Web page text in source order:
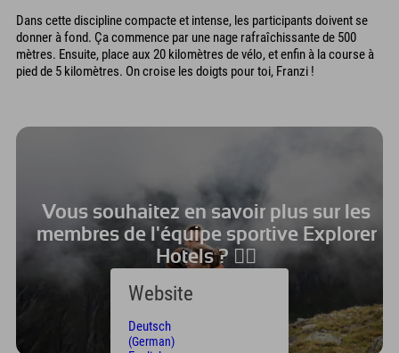
Dans cette discipline compacte et intense, les participants doivent se
donner à fond. Ça commence par une nage rafraîchissante de 500
mètres. Ensuite, place aux 20 kilomètres de vélo, et enfin à la course à
pied de 5 kilomètres. On croise les doigts pour toi, Franzi !
Vous souhaitez en savoir plus sur les
membres de l'équipe sportive Explorer
Hotels ? 🚵‍♀️
Voici l'équipe !
Website
Deutsch
(German)